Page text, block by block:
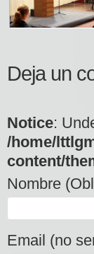
Deja un
Notice:
/home/
content/
Nombre
Email (no